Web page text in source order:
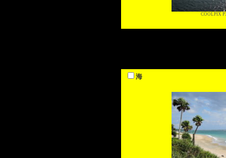
COOLPIX
海